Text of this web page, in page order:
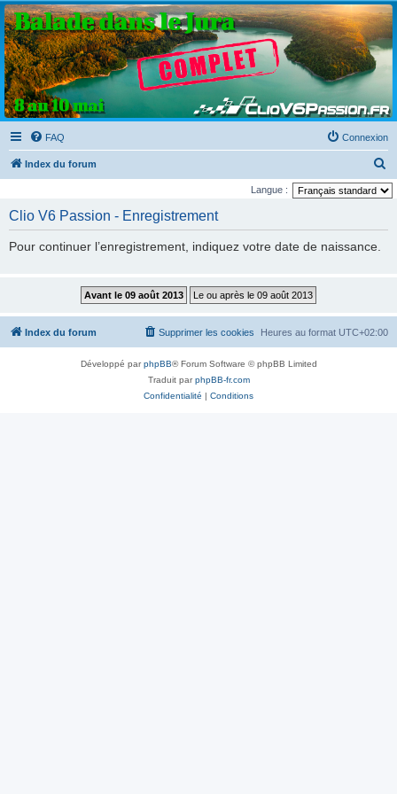
Clio V6 Passion
Le site français des passionnés de Clio V6
FAQ Connexion
Index du forum
e
h
e
Langue :
Clio V6 Passion - Enregistrement
Pour continuer l’enregistrement, indiquez votre date de naissance.
Index du forum Heures au format UTC+02:00
Supprimer les cookies
Développé parphpBB® Forum Software © phpBB Limited
Traduit parphpBB-fr.com
Confidentialité | Conditions